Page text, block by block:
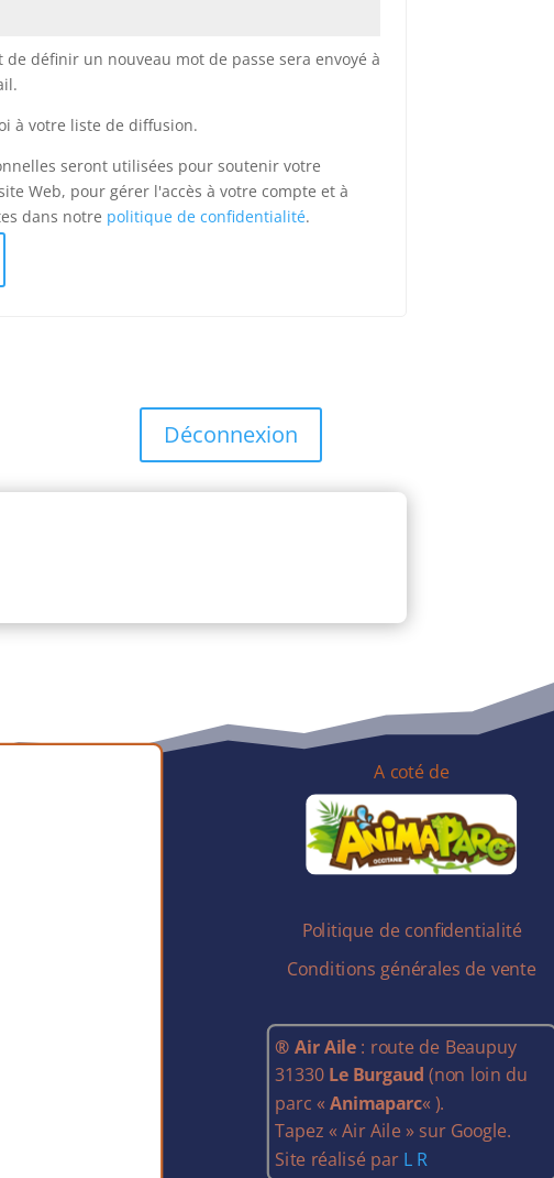
définir un nouveau mot de passe sera envoyé à
à votre liste de diffusion.
seront utilisées pour soutenir votre
Web, pour gérer l'accès à votre compte et à
dans notre politique de confidentialité.
Déconnexion
A coté de
Politique de confidentialité
Conditions générales de vente
® Air Aile: route de Beaupuy
31330 Le Burgaud (non loin du
parc «Animaparc« ).
Tapez « Air Aile » sur Google.
Site réalisé par L R